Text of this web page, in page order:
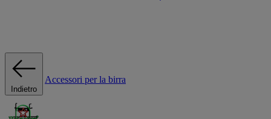
Indietro
Accessori per la birra